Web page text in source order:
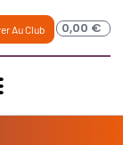
Au Club 0,00 €